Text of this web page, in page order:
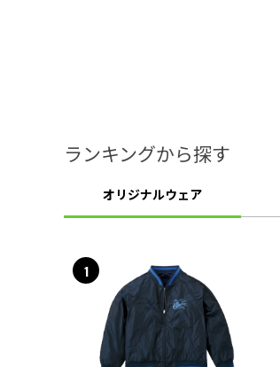
ランキングから探す
オリジナルウェア
1